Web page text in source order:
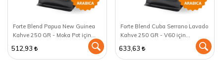
Forte Blend Papua New Guinea
Kahve 250 GR - Moka Pot için
512,93
Forte Blend Cuba Serrano Lavado
Kahve 250 GR - V60 için
633,63